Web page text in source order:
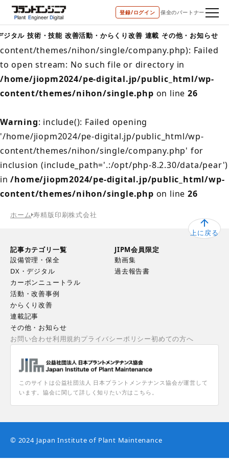
登録/ログイン 保全のパートナー
ジタル 技術・技能 改善活動・からくり改善 連載 その他・お知らせ
Warning: include(/home/jiopm2024/pe-
digital.jp/public_html/wp-
content/themes/nihon/single/company.php): Failed
to open stream: No such file or directory in
/home/jiopm2024/pe-digital.jp/public_html/wp-
content/themes/nihon/single.php on line26
Warning: include(): Failed opening
'/home/jiopm2024/pe-digital.jp/public_html/wp-
content/themes/nihon/single/company.php' for
inclusion (include_path='.:/opt/php-8.2.30/data/pear')
in/home/jiopm2024/pe-digital.jp/public_html/wp-
content/themes/nihon/single.php on line26
ホーム 寿精版印刷株式会社
上に戻る
このサイトは公益社団法人 日本プラントメンテナンス協会が運営して
います。協会に関して詳しく知りたい方はこちら。
記事カテゴリ一覧
設備管理・保全
DX・デジタル
カーボンニュートラル
活動・改善事例
からくり改善
連載記事
その他・お知らせ
JIPM会員限定
動画集
過去報告書
お問い合わせ利用規約プライバシーポリシー初めての方へ
© 2024 Japan Institute of Plant Maintenance